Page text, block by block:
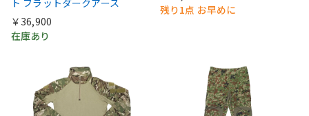
￥36,900
在庫あり
残り1点 お早めに